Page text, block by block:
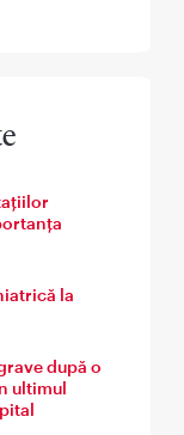
la
după o
ultimul